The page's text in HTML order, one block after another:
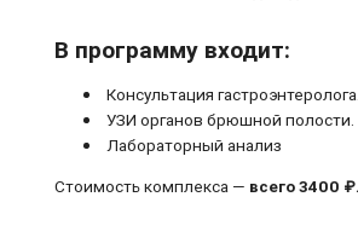
В программу входит:
Консультация гастроэнтеролога.
УЗИ органов брюшной полости.
Лабораторный анализ
Стоимость комплекса — всего 3400 ₽.